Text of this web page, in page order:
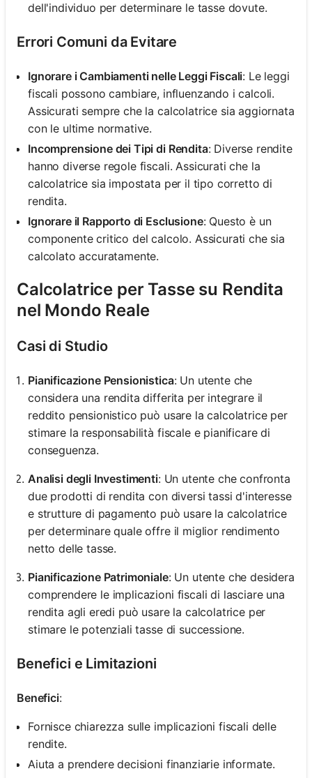
dell'individuo per determinare le tasse dovute.
Errori Comuni da Evitare
Ignorare i Cambiamenti nelle Leggi Fiscali: Le leggi
fiscali possono cambiare, influenzando i calcoli.
Assicurati sempre che la calcolatrice sia aggiornata
con le ultime normative.
Incomprensione dei Tipi di Rendita: Diverse rendite
hanno diverse regole fiscali. Assicurati che la
calcolatrice sia impostata per il tipo corretto di
rendita.
Ignorare il Rapporto di Esclusione: Questo è un
componente critico del calcolo. Assicurati che sia
calcolato accuratamente.
Calcolatrice per Tasse su Rendita
nel Mondo Reale
Casi di Studio
Pianificazione Pensionistica: Un utente che
considera una rendita differita per integrare il
reddito pensionistico può usare la calcolatrice per
stimare la responsabilità fiscale e pianificare di
conseguenza.
Analisi degli Investimenti: Un utente che confronta
due prodotti di rendita con diversi tassi d'interesse
e strutture di pagamento può usare la calcolatrice
per determinare quale offre il miglior rendimento
netto delle tasse.
Pianificazione Patrimoniale: Un utente che desidera
comprendere le implicazioni fiscali di lasciare una
rendita agli eredi può usare la calcolatrice per
stimare le potenziali tasse di successione.
Benefici e Limitazioni
Benefici:
Fornisce chiarezza sulle implicazioni fiscali delle
rendite.
Aiuta a prendere decisioni finanziarie informate.